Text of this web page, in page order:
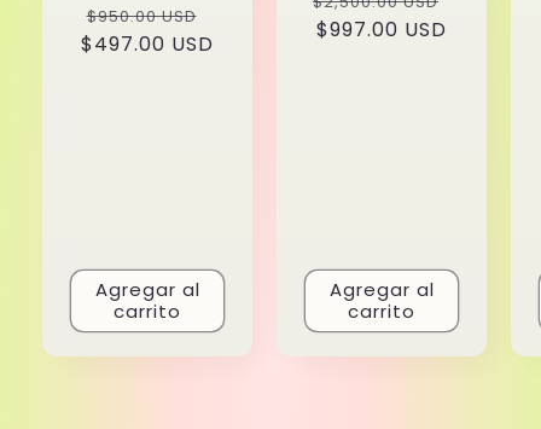
Precio
habitual
$950.00 USD
de
$497.00 USD
Agregar al
carrito
habitual
$997.00 USD
Agregar al
carrito